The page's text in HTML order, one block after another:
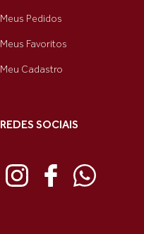
Meus Pedidos
Meus Favoritos
Meu Cadastro
REDES SOCIAIS